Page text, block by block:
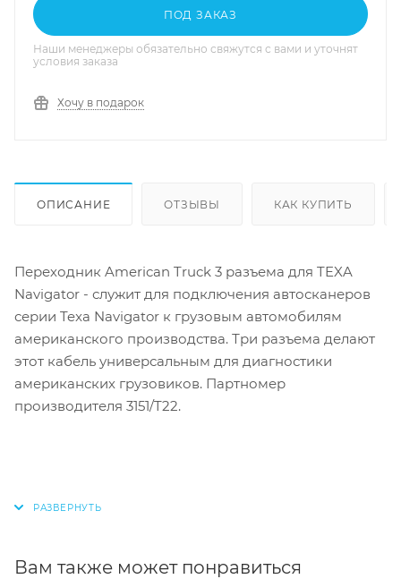
ПОД ЗАКАЗ
Наши менеджеры обязательно свяжутся с вами и уточнят
условия заказа
Хочу в подарок
ОПИСАНИЕ ОТЗЫВЫ КАК КУПИТЬ
Переходник American Truck 3 разъема для TEXA
Navigator - служит для подключения автосканеров
серии Texa Navigator к грузовым автомобилям
американского производства. Три разъема делают
этот кабель универсальным для диагностики
американских грузовиков. Партномер
производителя 3151/T22.
Вам также может понравиться